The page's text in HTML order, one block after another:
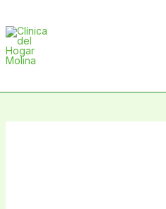
contenido